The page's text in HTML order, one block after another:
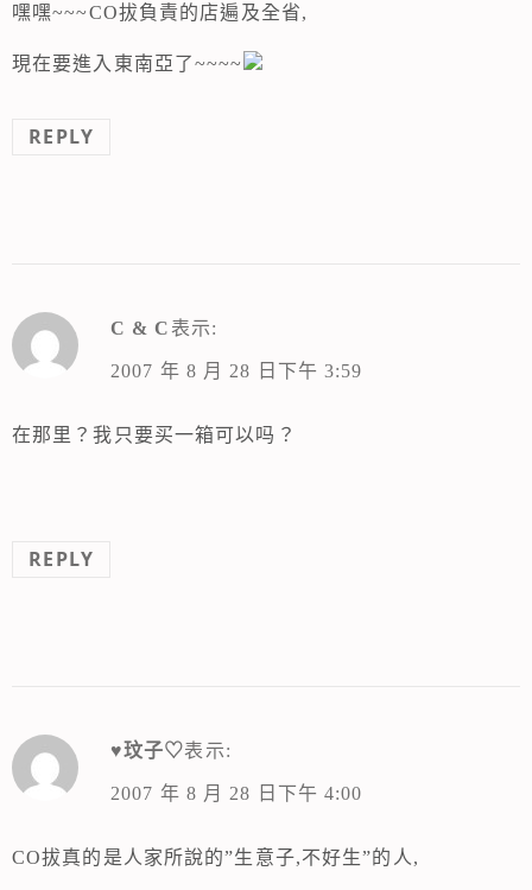
嘿嘿~~~CO拔負責的店遍及全省,
現在要進入東南亞了~~~~
REPLY
C & C表示:
2007 年 8 月 28 日下午 3:59
在那里？我只要买一箱可以吗？
REPLY
♥玟子♡表示:
2007 年 8 月 28 日下午 4:00
CO拔真的是人家所說的”生意子,不好生”的人,